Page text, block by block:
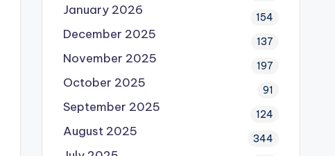
January 2026 154
December 2025 137
November 2025 197
October 2025 91
September 2025 124
August 2025 344